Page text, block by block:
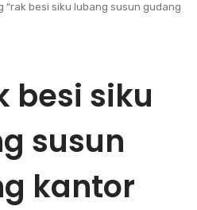
“rak besi siku lubang susun gudang
besi siku
susun
kantor